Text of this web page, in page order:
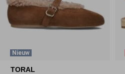
Nieuw
TORAL